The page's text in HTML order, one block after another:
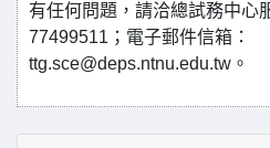
有任何問題，請洽總試務中心
77499511；電子郵件信箱：
ttg.sce@deps.ntnu.edu.tw。